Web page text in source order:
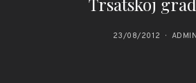
23/08/2012 ADMIN